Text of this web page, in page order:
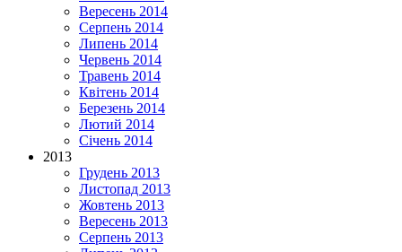
Вересень 2014
Серпень 2014
Липень 2014
Червень 2014
Травень 2014
Квітень 2014
Березень 2014
Лютий 2014
Січень 2014
2013
Грудень 2013
Листопад 2013
Жовтень 2013
Вересень 2013
Серпень 2013